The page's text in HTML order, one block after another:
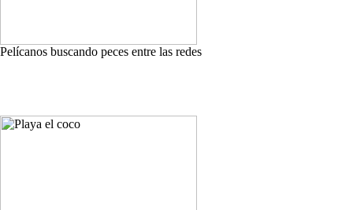
Pelícanos buscando peces entre las redes